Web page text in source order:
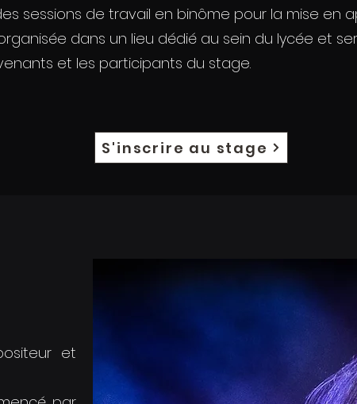
sessions de travail en binôme pour la mise en
dans un lieu dédié au sein du lycée et
et les participants du stage.
S'inscrire au stage
et